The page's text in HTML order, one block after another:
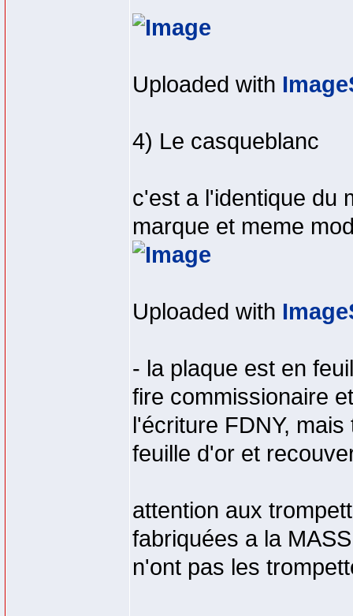
Uploaded with
4) Le casqueblanc
c'est a l'identique du
marque et meme
Uploaded with
- la plaque est en
fire commissionaire
l'écriture FDNY,
feuille d'or et
attention aux
fabriquées a la
n'ont pas les